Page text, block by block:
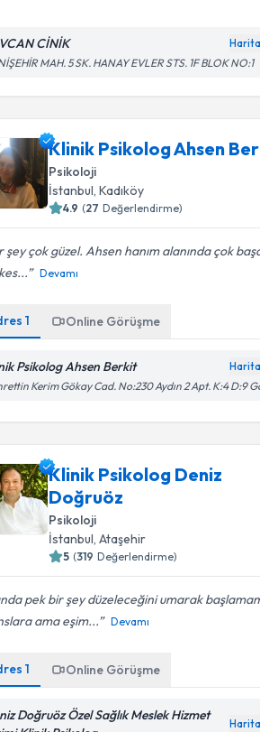
CİNİK
MAH. 5 SK. HANAY EVLER STS. 1F BLOK NO:1
Klinik Psikolog Ahsen
Psikoloji
İstanbul , Kadıköy
4.9 (27 Değerlendirme)
şey çok güzel. Ahsen hanım alanında çok
Devamı
1 Online Görüşme
Psikolog Ahsen Berkit
Kerim Gökay Cad. No:230 Aydın 2 Apt. K:4 D:9
Klinik Psikolog Deniz
Doğruöz
Psikoloji
İstanbul, Ataşehir
5 (319 Değerlendirme)
pek bir şey düzeleceğini umarak
ama eşim...
Devamı
1 Online Görüşme
Doğruöz Özel Sağlık Meslek Hizmet